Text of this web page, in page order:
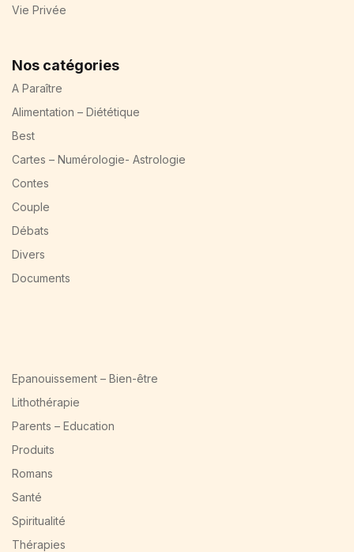
Vie Privée
Nos catégories
A Paraître
Alimentation – Diététique
Best
Cartes – Numérologie- Astrologie
Contes
Couple
Débats
Divers
Documents
Epanouissement – Bien-être
Lithothérapie
Parents – Education
Produits
Romans
Santé
Spiritualité
Thérapies